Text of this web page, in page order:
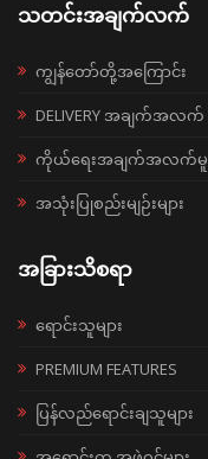
သတင်းအချက်လက်
ကျွန်တော်တို့အကြောင်း
DELIVERY အချက်အလက်
ကိုယ်ရေးအချက်အလက်မူ
အသုံးပြုစည်းမျဉ်းများ
အခြားသိစရာ
ရောင်းသူများ
PREMIUM FEATURES
ပြန်လည်ရောင်းချသူများ